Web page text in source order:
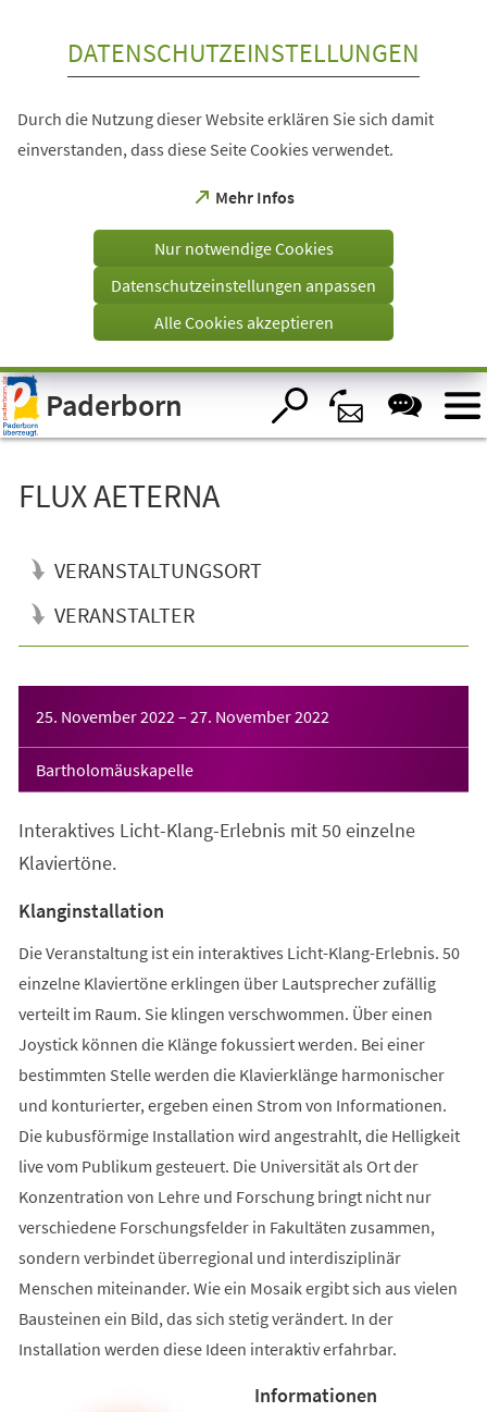
Visuelle
Assistenzsoftware
öffnen.
DATENSCHUTZEINSTELLUNGEN
Durch die Nutzung dieser Website erklären Sie sich damit
einverstanden, dass diese Seite Cookies verwendet.
Mehr Infos
(Öffnet
einem
Tab)
Nur notwendige Cookies
Datenschutzeinstellungen anpassen
Alle Cookies akzeptieren
Paderborn
FLUX AETERNA
VERANSTALTUNGSORT
VERANSTALTER
25. November 2022 – 27. November 2022
Bartholomäuskapelle
Interaktives Licht-Klang-Erlebnis mit 50 einzelne
Klaviertöne.
Klanginstallation
Die Veranstaltung ist ein interaktives Licht-Klang-Erlebnis. 50
einzelne Klaviertöne erklingen über Lautsprecher zufällig
verteilt im Raum. Sie klingen verschwommen. Über einen
Joystick können die Klänge fokussiert werden. Bei einer
bestimmten Stelle werden die Klavierklänge harmonischer
und konturierter, ergeben einen Strom von Informationen.
Die kubusförmige Installation wird angestrahlt, die Helligkeit
live vom Publikum gesteuert. Die Universität als Ort der
Konzentration von Lehre und Forschung bringt nicht nur
verschiedene Forschungsfelder in Fakultäten zusammen,
sondern verbindet überregional und interdisziplinär
Menschen miteinander. Wie ein Mosaik ergibt sich aus vielen
Bausteinen ein Bild, das sich stetig verändert. In der
Installation werden diese Ideen interaktiv erfahrbar.
Informationen